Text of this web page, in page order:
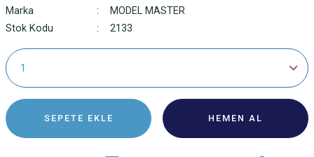
Marka
MODEL MASTER
Stok Kodu
2133
SEPETE EKLE HEMEN AL